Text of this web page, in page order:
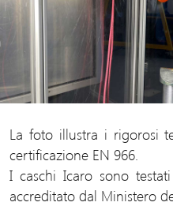
La foto illustra i rigorosi
certificazione EN 966.
I caschi Icaro sono
accreditato dal Ministero